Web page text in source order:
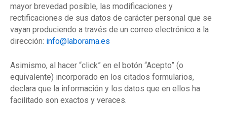
mayor brevedad posible, las modificaciones y
rectificaciones de sus datos de carácter personal que se
vayan produciendo a través de un correo electrónico a la
dirección: info@laborama.es
Asimismo, al hacer “click” en el botón “Acepto” (o
equivalente) incorporado en los citados formularios,
declara que la información y los datos que en ellos ha
facilitado son exactos y veraces.